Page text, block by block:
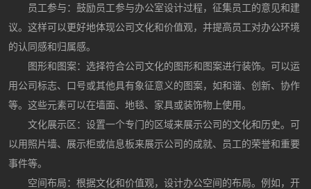
员工参与：鼓励员工参与办公室设计过程，征集员工的意见和建
议。这样可以更好地体现公司文化和价值观，并提高员工对办公环境
的认同感和归属感。
图形和图案：选择符合公司文化的图形和图案进行装饰。可以运
用公司标志、口号或其他具有象征意义的图案，如和谐、创新、协作
等。这些元素可以在墙面、地毯、家具或装饰物上使用。
文化展示区：设置一个专门的区域来展示公司的文化和历史。可
以用照片墙、展示柜或信息板来展示公司的成就、员工的荣誉和重要
事件等。
空间布局：根据文化和价值观，设计办公空间的布局。例如，开